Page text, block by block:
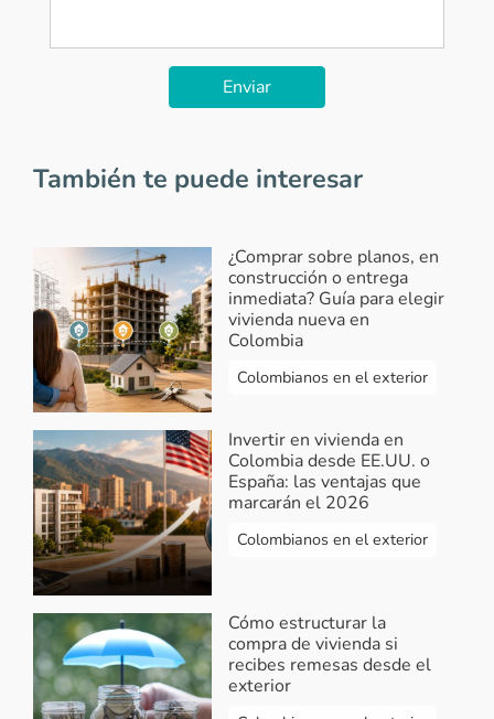
Enviar
También te puede interesar
¿Comprar sobre planos, en
construcción o entrega
inmediata? Guía para elegir
vivienda nueva en
Colombia
Colombianos en el exterior
Invertir en vivienda en
Colombia desde EE.UU. o
España: las ventajas que
marcarán el 2026
Colombianos en el exterior
Cómo estructurar la
compra de vivienda si
recibes remesas desde el
exterior